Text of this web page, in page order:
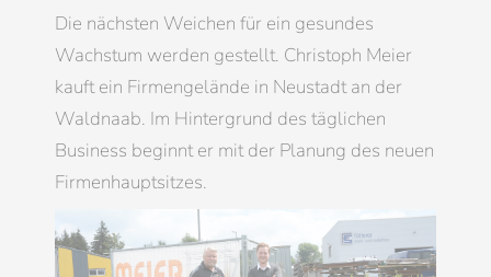
Die nächsten Weichen für ein gesundes
Wachstum werden gestellt. Christoph Meier
kauft ein Firmengelände in Neustadt an der
Waldnaab. Im Hintergrund des täglichen
Business beginnt er mit der Planung des neuen
Firmenhauptsitzes.